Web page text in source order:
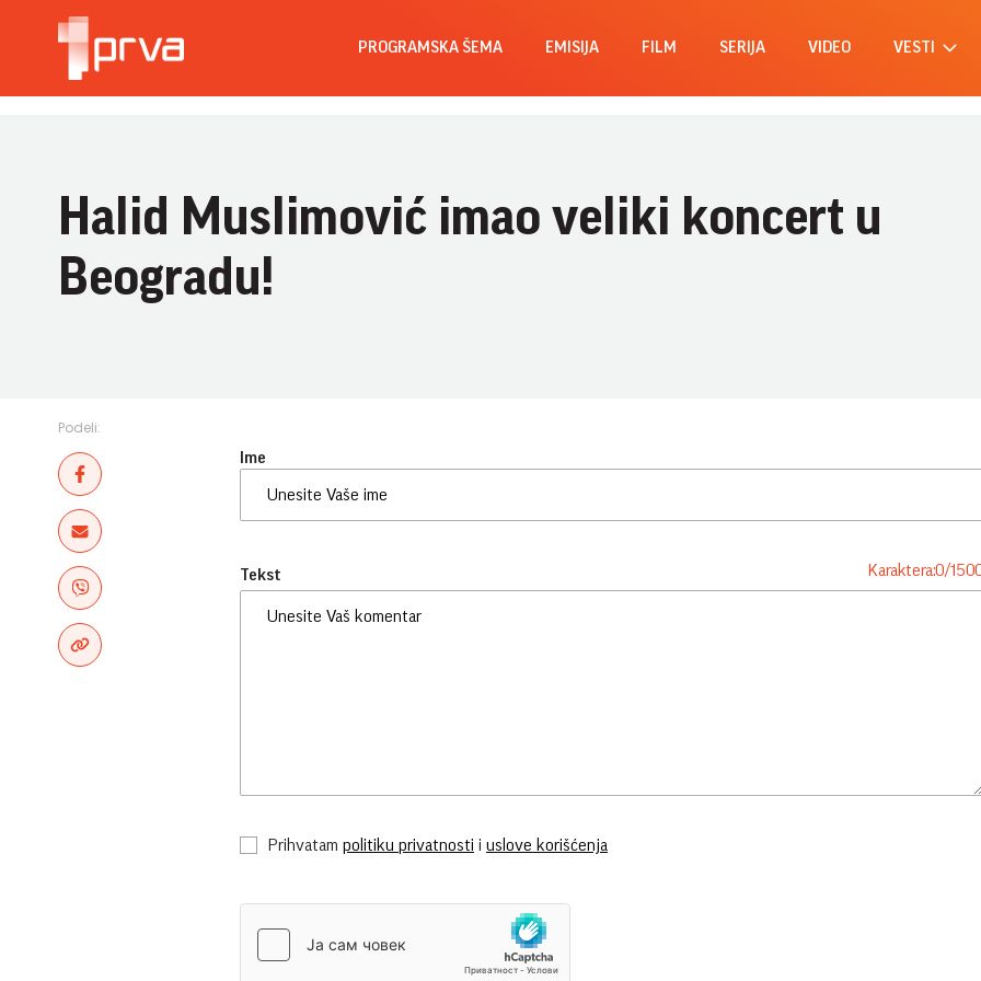
PROGRAMSKA ŠEMA EMISIJA FILM SERIJA VIDEO VESTI
Halid Muslimović imao veliki koncert u
Beogradu!
Podeli:
Ime
Tekst Karaktera:0/
Prihvatam politiku privatnosti i uslove korišćenja